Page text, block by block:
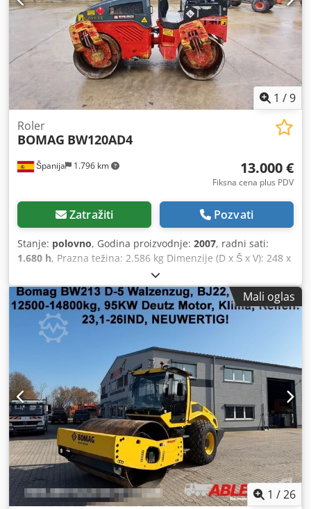
1 /9
Španija 1.796 km
Roler
BOMAG BW120AD4
13.000 €
Fiksna cena plus PDV
Zatražiti Pozvati
Stanje: polovno, Godina proizvodnje: 2007, radni sati:
1.680 h, Prazna težina: 2.586 kg Dimenzije (D x Š x V): 248 x
128 x 180 cm Dcedpozb I Tmjfx Ai Uek
Mali oglas
1 /26